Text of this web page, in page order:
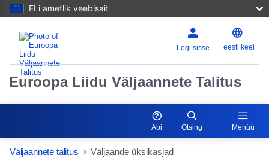
ELi ametlik veebisait
Logi sisse eesti keel
Euroopa Liidu Väljaannete Talitus
Abi Otsing Menüü
Väljaannete talitus Väljaande üksikasjad